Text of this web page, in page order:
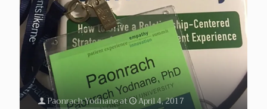
Paonrach Yodnaneat
April 4, 2017